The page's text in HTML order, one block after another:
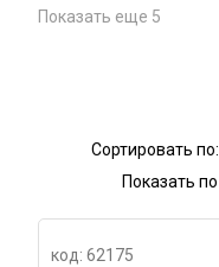
Показать еще 5
Сортировать по:
Показать по
код: 62175